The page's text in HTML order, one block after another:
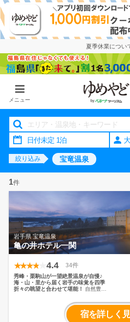
夏季休業につい
メニュー
絞り込み 宝竜温泉
1件
岩手県 宝竜温泉
亀の井ホテル一関
4.4 34件
秀峰・栗駒山が一望絶景温泉が自慢♪
海・山・里から届く岩手の味覚を四季
折々の眺望と合わせて堪能！
自然豊か
スポットも満載の宿！秀峰・栗駒山を
一望できる露天風呂は、情緒あふれる
癒しの空間。湯量豊富な天然温泉 と、
ゆったり大きな お風呂で至福のひとと
宿を詳しく